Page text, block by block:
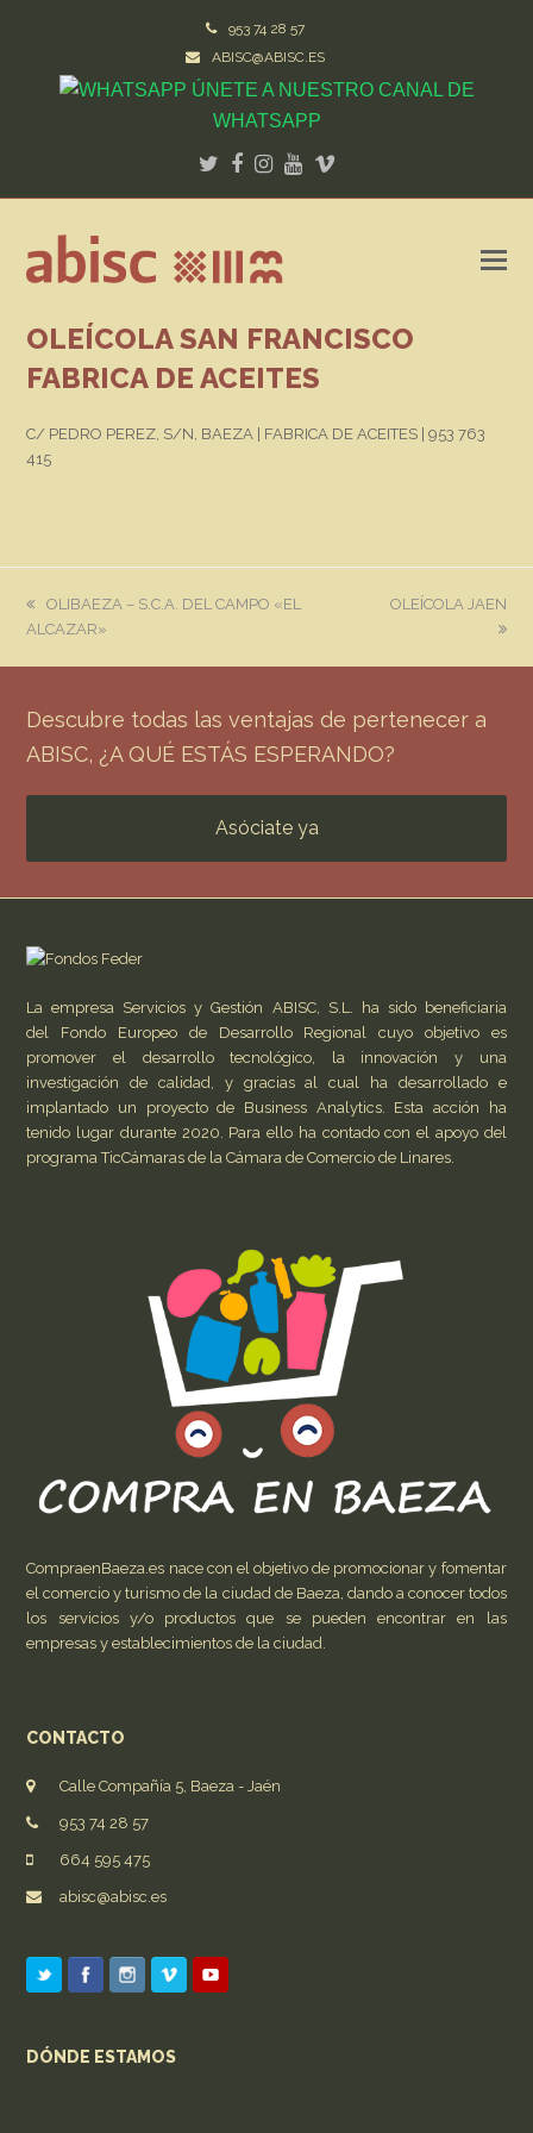
953 74 28 57
ABISC@ABISC.ES
ÚNETE A NUESTRO CANAL DE
WHATSAPP
Twitter
Facebook
Instagram
Youtube
Vimeo
OLEÍCOLA SAN FRANCISCO
FABRICA DE ACEITES
C/ PEDRO PEREZ, S/N, BAEZA | FABRICA DE ACEITES | 953 763
415
previous
post:
OLIBAEZA – S.C.A. DEL CAMPO «EL
ALCAZAR»
next
OLEÍCOLA JAEN
Descubre todas las ventajas de pertenecer a
ABISC, ¿A QUÉ ESTÁS ESPERANDO?
Asóciate ya
La empresa Servicios y Gestión ABISC, S.L. ha sido beneficiaria
del Fondo Europeo de Desarrollo Regional cuyo objetivo es
promover el desarrollo tecnológico, la innovación y una
investigación de calidad, y gracias al cual ha desarrollado e
implantado un proyecto de Business Analytics. Esta acción ha
tenido lugar durante 2020. Para ello ha contado con el apoyo del
programa TicCámaras de la Cámara de Comercio de Linares.
CompraenBaeza.es nace con el objetivo de promocionar y fomentar
el comercio y turismo de la ciudad de Baeza, dando a conocer todos
los servicios y/o productos que se pueden encontrar en las
empresas y establecimientos de la ciudad.
CONTACTO
Calle Compañía 5, Baeza - Jaén
953 74 28 57
664 595 475
abisc@abisc.es
DÓNDE ESTAMOS